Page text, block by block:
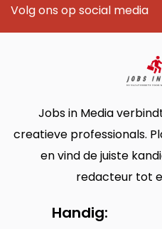
Volg ons op social media
Jobs in Media
creatieve professionals.
en vind de juiste
redacteur tot
Handig: